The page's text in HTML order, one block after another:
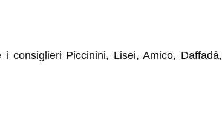
consiglieri Piccinini, Lisei, Amico, Daffadà,